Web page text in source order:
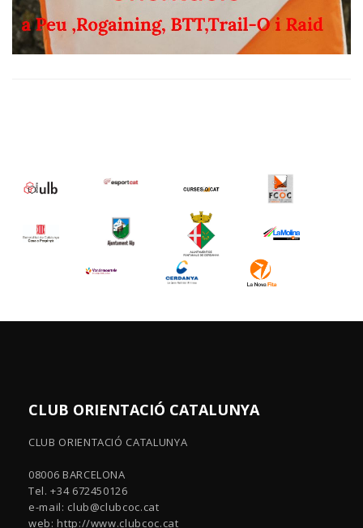
CLUB ORIENTACIÓ CATALUNYA
CLUB ORIENTACIÓ CATALUNYA
08006 BARCELONA
Tel. +34 672450126
e-mail: club@clubcoc.cat
web: http://www.clubcoc.cat